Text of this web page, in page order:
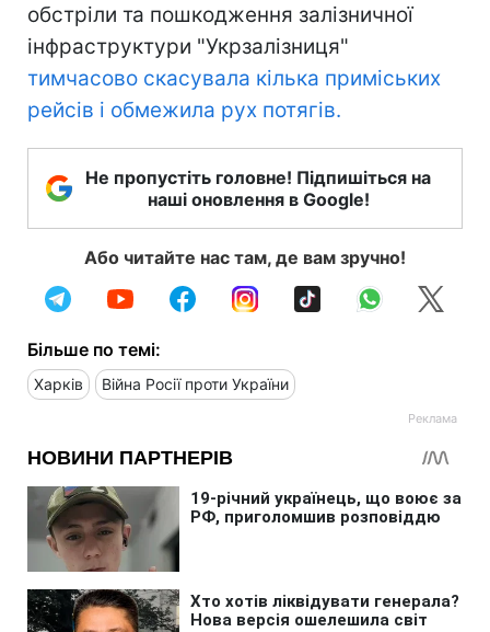
обстріли та пошкодження залізничної
інфраструктури "Укрзалізниця"
тимчасово скасувала кілька приміських
рейсів і обмежила рух потягів.
Не пропустіть головне! Підпишіться на
наші оновлення в Google!
Або читайте нас там, де вам зручно!
Більше по темі:
Харків Війна Росії проти України